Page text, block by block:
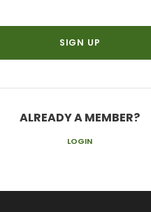
ALREADY A MEMBER?
LOGIN